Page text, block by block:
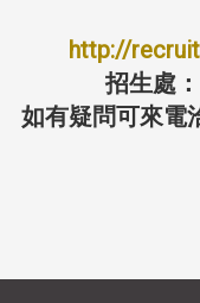
http://
招生處：
如有疑問可來電